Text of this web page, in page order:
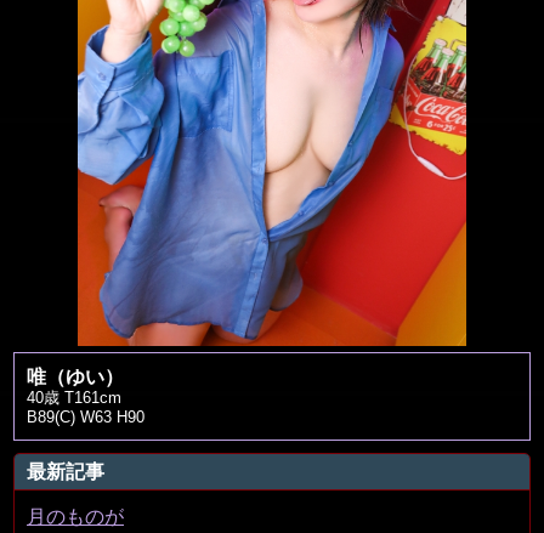
唯（ゆい）
40歳 T161cm
B89(C) W63 H90
最新記事
月のものが